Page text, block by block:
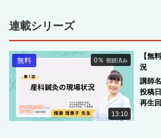
連載シリーズ
13:10
0％視聴済み
無料
【無
況
講師名
投稿日
再生